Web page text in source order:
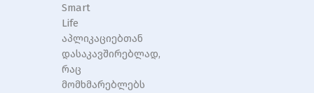
Smart
Life
აპლიკაციებთან
დასაკავშირებლად,
რაც
მომხმარებლებს